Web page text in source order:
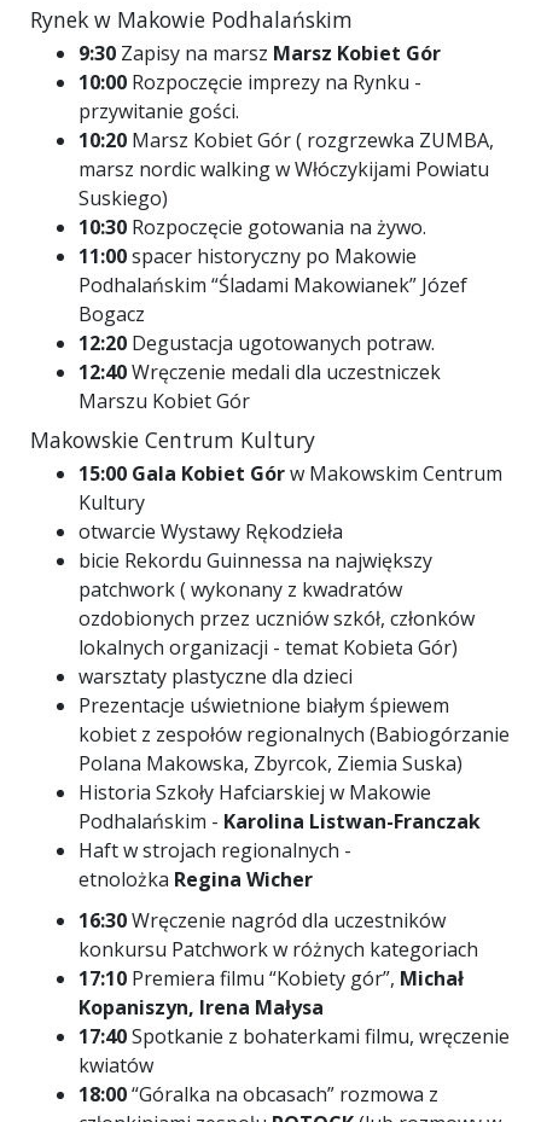
Rynek w Makowie Podhalańskim
9:30 Zapisy na marsz Marsz Kobiet Gór
10:00 Rozpoczęcie imprezy na Rynku -
przywitanie gości.
10:20 Marsz Kobiet Gór ( rozgrzewka ZUMBA,
marsz nordic walking w Włóczykijami Powiatu
Suskiego)
10:30 Rozpoczęcie gotowania na żywo.
11:00spacer historyczny po Makowie
Podhalańskim “Śladami Makowianek” Józef
Bogacz
12:20 Degustacja ugotowanych potraw.
12:40Wręczenie medali dla uczestniczek
Marszu Kobiet Gór
Makowskie Centrum Kultury
15:00 Gala Kobiet Górw Makowskim Centrum
Kultury
otwarcie Wystawy Rękodzieła
bicie Rekordu Guinnessa na największy
patchwork ( wykonany z kwadratów
ozdobionych przez uczniów szkół, członków
lokalnych organizacji - temat Kobieta Gór)
warsztaty plastyczne dla dzieci
Prezentacje uświetnione białym śpiewem
kobiet z zespołów regionalnych (Babiogórzanie
Polana Makowska, Zbyrcok, Ziemia Suska)
Historia Szkoły Hafciarskiej w Makowie
Podhalańskim - Karolina Listwan-Franczak
Haft w strojach regionalnych -
etnolożka Regina Wicher
16:30Wręczenie nagród dla uczestników
konkursu Patchwork w różnych kategoriach
17:10 Premiera filmu “Kobiety gór”, Michał
Kopaniszyn, Irena Małysa
17:40Spotkanie z bohaterkami filmu, wręczenie
kwiatów
18:00“Góralka na obcasach” rozmowa z